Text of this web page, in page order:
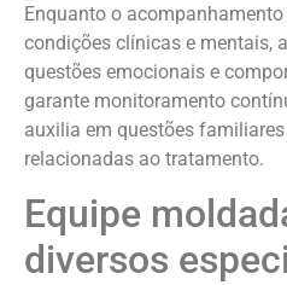
Enquanto o
condições clínicas e mentais,
questões emocionais e
garante monitoramento
auxilia em questões
relacionadas ao tratamento.
Equipe
diversos